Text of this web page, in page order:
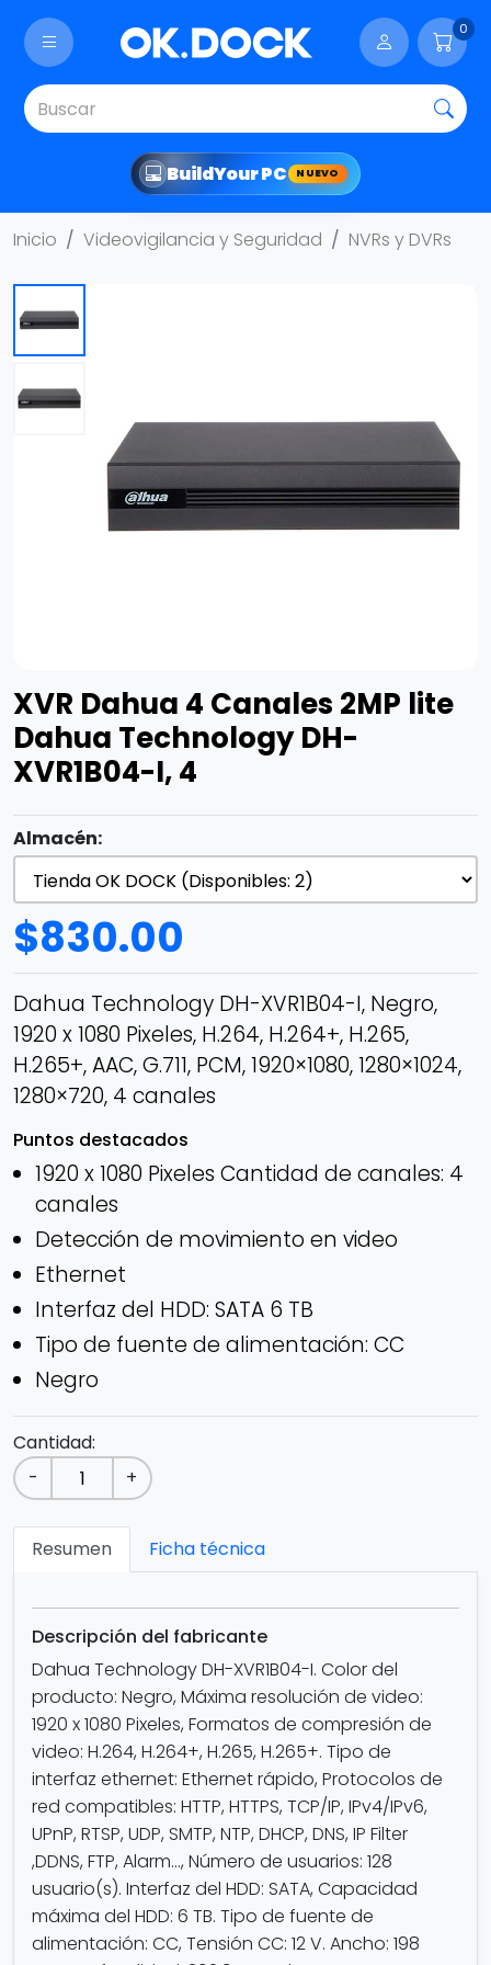
0
BuildYour PC NUEVO
Inicio Videovigilancia y Seguridad NVRs y DVRs
XVR Dahua 4 Canales 2MP lite
Dahua Technology DH-
XVR1B04-I, 4
Almacén:
$830.00
Dahua Technology DH-XVR1B04-I, Negro,
1920 x 1080 Pixeles, H.264, H.264+, H.265,
H.265+, AAC, G.711, PCM, 1920×1080, 1280×1024,
1280×720, 4 canales
Puntos destacados
1920 x 1080 Pixeles Cantidad de canales: 4
canales
Detección de movimiento en video
Ethernet
Interfaz del HDD: SATA 6 TB
Tipo de fuente de alimentación: CC
Negro
Cantidad:
-
+
Resumen Ficha técnica
Descripción del fabricante
Dahua Technology DH-XVR1B04-I. Color del
producto: Negro, Máxima resolución de video:
1920 x 1080 Pixeles, Formatos de compresión de
video: H.264, H.264+, H.265, H.265+. Tipo de
interfaz ethernet: Ethernet rápido, Protocolos de
red compatibles: HTTP, HTTPS, TCP/IP, IPv4/IPv6,
UPnP, RTSP, UDP, SMTP, NTP, DHCP, DNS, IP Filter
,DDNS, FTP, Alarm..., Número de usuarios: 128
usuario(s). Interfaz del HDD: SATA, Capacidad
máxima del HDD: 6 TB. Tipo de fuente de
alimentación: CC, Tensión CC: 12 V. Ancho: 198